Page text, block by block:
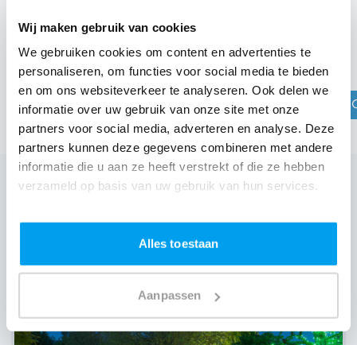
Wij maken gebruik van cookies
We gebruiken cookies om content en advertenties te
personaliseren, om functies voor social media te bieden
en om ons websiteverkeer te analyseren. Ook delen we
informatie over uw gebruik van onze site met onze
partners voor social media, adverteren en analyse. Deze
partners kunnen deze gegevens combineren met andere
informatie die u aan ze heeft verstrekt of die ze hebben
verzameld op basis van uw gebruik van hun services.
Alles toestaan
Aanpassen
DJ boeken in jouw regio?
Check jouw plaats
Wij zijn partner van 100-en feestlocaties
Lees reviews van onze DJ's op jouw locatie